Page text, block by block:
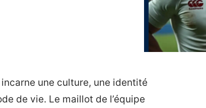
une culture, une identité
de vie. Le maillot de l’équipe